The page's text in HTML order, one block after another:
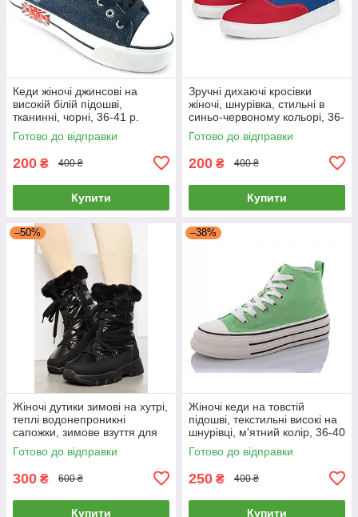
Кеди жіночі джинсові на
високій білій підошві,
тканинні, чорні, 36-41 р.
Готово до відправки
200 ₴ 400 ₴
Купити
Зручні дихаючі кросівки
жіночі, шнурівка, стильні в
синьо-червоному кольорі, 36-
41 р.
Готово до відправки
200 ₴ 400 ₴
Купити
–50%
Жіночі дутики зимові на хутрі,
теплі водонепроникні
сапожки, зимове взуття для
жінок, чорні, 36
Готово до відправки
300 ₴ 600 ₴
Купити
–38%
Жіночі кеди на товстій
підошві, текстильні високі на
шнурівці, м'ятний колір, 36-40
Готово до відправки
250 ₴ 400 ₴
Купити